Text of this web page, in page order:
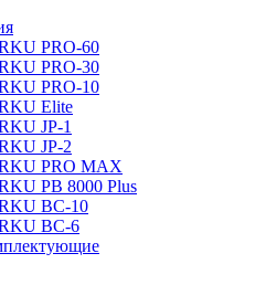
PRO-60
PRO-30
PRO-10
Elite
JP-1
JP-2
PRO MAX
PB 8000 Plus
BC-10
BC-6